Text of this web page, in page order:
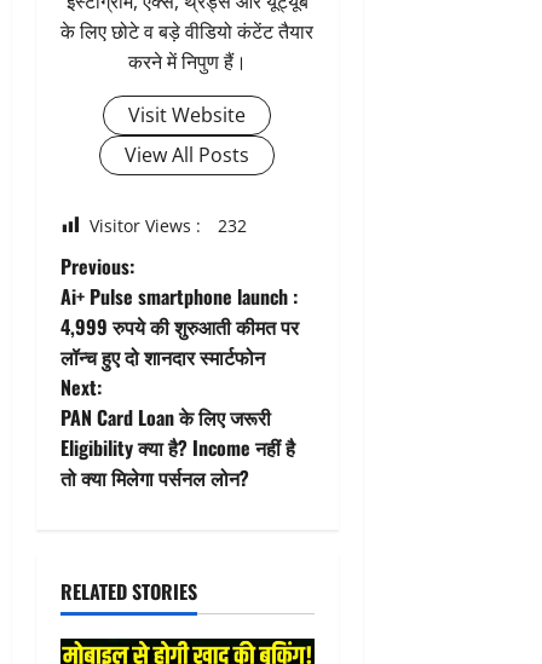
के लिए छोटे व बड़े वीडियो कंटेंट तैयार
करने में निपुण हैं।
Visit Website
View All Posts
Visitor Views : 232
P
o
s
t
n
v
i
Previous:
Ai+ Pulse smartphone launch :
4,999 रुपये की शुरुआती कीमत पर
लॉन्च हुए दो शानदार स्मार्टफोन
Next:
PAN Card Loan के लिए जरूरी
Eligibility क्या है? Income नहीं है
तो क्या मिलेगा पर्सनल लोन?
RELATED STORIES